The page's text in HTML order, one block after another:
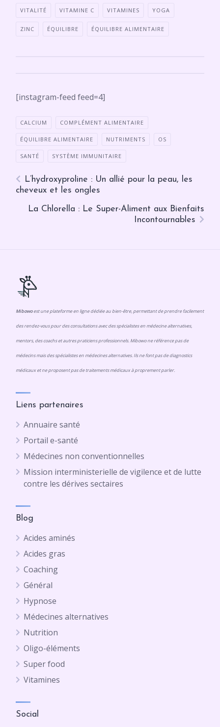
VITALITÉ VITAMINE C VITAMINES YOGA
ZINC ÉQUILIBRE ÉQUILIBRE ALIMENTAIRE
[instagram-feed feed=4]
CALCIUM COMPLÉMENT ALIMENTAIRE
ÉQUILIBRE ALIMENTAIRE NUTRIMENTS OS
SANTÉ SYSTÈME IMMUNITAIRE
L’hydroxyproline : Un allié pour la peau, les
cheveux et les ongles
La Chlorella : Le Super-Aliment aux Bienfaits
Incontournables
Mibowoest une plateforme en ligne dédiée au bien-être, permettant de prendre facilement
des rendez-vous pour des consultations avec des spécialistes en médecine alternatives,
mentors, des coachs et autres praticiens professionnels. Mibowo ne référence pas de
médecins mais des spécialistes en médecines alternatives. Ils ne font pas de diagnostics
médicaux et ne proposent pas de traitements médicaux à proprement parler.
Liens partenaires
Annuaire santé
Portail e-santé
Médecines non conventionnelles
Mission interministerielle de vigilence et de lutte
contre les dérives sectaires
Blog
Acides aminés
Acides gras
Coaching
Général
Hypnose
Médecines alternatives
Nutrition
Oligo-éléments
Super food
Vitamines
Social